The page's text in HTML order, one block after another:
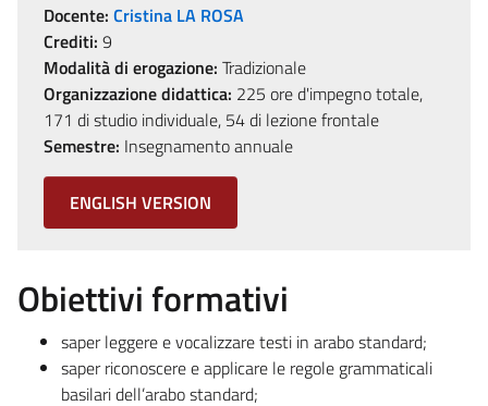
Docente: Cristina LA ROSA
Crediti: 9
Modalità di erogazione: Tradizionale
Organizzazione didattica: 225 ore d'impegno totale,
171 di studio individuale, 54 di lezione frontale
Semestre: Insegnamento annuale
ENGLISH VERSION
Obiettivi formativi
saper leggere e vocalizzare testi in arabo standard;
saper riconoscere e applicare le regole grammaticali
basilari dell’arabo standard;